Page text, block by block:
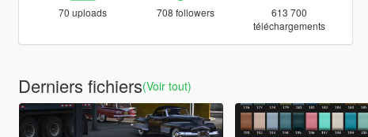
70 uploads 708 followers
613 700
téléchargements
Derniers fichiers(Voir tout)